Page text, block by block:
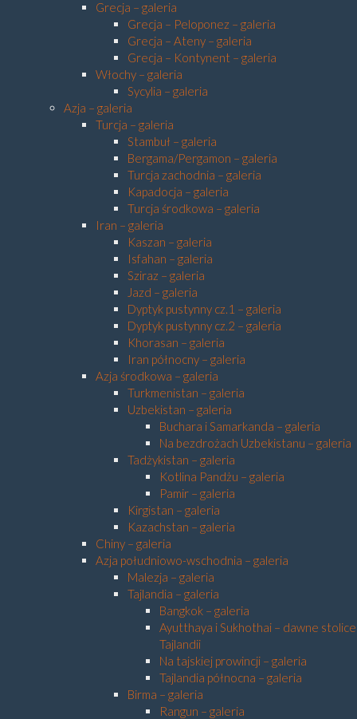
Grecja – galeria
Grecja – Peloponez – galeria
Grecja – Ateny – galeria
Grecja – Kontynent – galeria
Włochy – galeria
Sycylia – galeria
Azja – galeria
Turcja – galeria
Stambuł – galeria
Bergama/Pergamon – galeria
Turcja zachodnia – galeria
Kapadocja – galeria
Turcja środkowa – galeria
Iran – galeria
Kaszan – galeria
Isfahan – galeria
Sziraz – galeria
Jazd – galeria
Dyptyk pustynny cz.1 – galeria
Dyptyk pustynny cz.2 – galeria
Khorasan – galeria
Iran północny – galeria
Azja środkowa – galeria
Turkmenistan – galeria
Uzbekistan – galeria
Buchara i Samarkanda – galeria
Na bezdrożach Uzbekistanu – galeria
Tadżykistan – galeria
Kotlina Pandżu – galeria
Pamir – galeria
Kirgistan – galeria
Kazachstan – galeria
Chiny – galeria
Azja południowo-wschodnia – galeria
Malezja – galeria
Tajlandia – galeria
Bangkok – galeria
Ayutthaya i Sukhothai – dawne stolice
Tajlandii
Na tajskiej prowincji – galeria
Tajlandia północna – galeria
Birma – galeria
Rangun – galeria